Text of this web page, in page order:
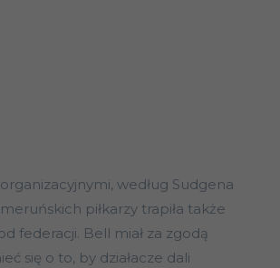
według Sudgena
piłkarzy trapiła także
federacji. Bell miał za zgodą
się o to, by działacze dali